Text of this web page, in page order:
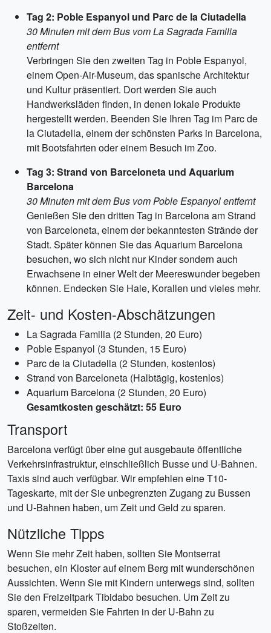
Tag 2: Poble Espanyol und Parc de la Ciutadella
30 Minuten mit dem Bus vom La Sagrada Familia
entfernt
Verbringen Sie den zweiten Tag in Poble Espanyol,
einem Open-Air-Museum, das spanische Architektur
und Kultur präsentiert. Dort werden Sie auch
Handwerksläden finden, in denen lokale Produkte
hergestellt werden. Beenden Sie Ihren Tag im Parc de
la Ciutadella, einem der schönsten Parks in Barcelona,
​​mit Bootsfahrten oder einem Besuch im Zoo.
Tag 3: Strand von Barceloneta und Aquarium
Barcelona
30 Minuten mit dem Bus vom Poble Espanyol entfernt
Genießen Sie den dritten Tag in Barcelona am Strand
von Barceloneta, einem der bekanntesten Strände der
Stadt. Später können Sie das Aquarium Barcelona
besuchen, wo sich nicht nur Kinder sondern auch
Erwachsene in einer Welt der Meereswunder begeben
können. Endecken Sie Haie, Korallen und vieles mehr.
Zeit- und Kosten-Abschätzungen
La Sagrada Familia (2 Stunden, 20 Euro)
Poble Espanyol (3 Stunden, 15 Euro)
Parc de la Ciutadella (2 Stunden, kostenlos)
Strand von Barceloneta (Halbtägig, kostenlos)
Aquarium Barcelona (2 Stunden, 20 Euro)
Gesamtkosten geschätzt: 55 Euro
Transport
Barcelona verfügt über eine gut ausgebaute öffentliche
Verkehrsinfrastruktur, einschließlich Busse und U-Bahnen.
Taxis sind auch verfügbar. Wir empfehlen eine T10-
Tageskarte, mit der Sie unbegrenzten Zugang zu Bussen
und U-Bahnen haben, um Zeit und Geld zu sparen.
Nützliche Tipps
Wenn Sie mehr Zeit haben, sollten Sie Montserrat
besuchen, ein Kloster auf einem Berg mit wunderschönen
Aussichten. Wenn Sie mit Kindern unterwegs sind, sollten
Sie den Freizeitpark Tibidabo besuchen. Um Zeit zu
sparen, vermeiden Sie Fahrten in der U-Bahn zu
Stoßzeiten.